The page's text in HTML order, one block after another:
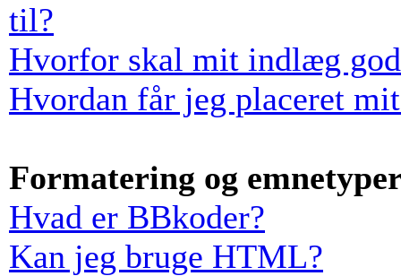
til?
Hvorfor skal mit indlæg
Hvordan får jeg placeret
Formatering og
Hvad er BBkoder?
Kan jeg bruge HTML?